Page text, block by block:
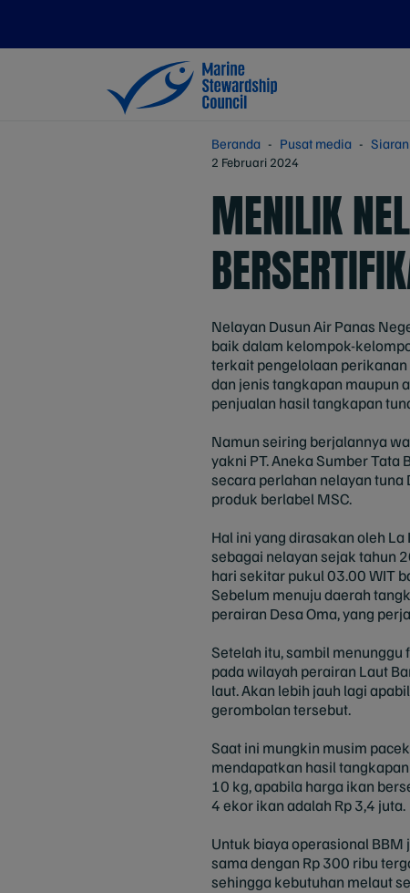
Beranda Pusat media
2 Februari 2024
MENILIK
Nelayan Dusun Air Panas
baik dalam kelompok-
terkait pengelolaan
dan jenis tangkapan maupun
penjualan hasil tangkapan
Namun seiring berjalannya
yakni PT. Aneka Sumber
secara perlahan nelayan
produk berlabel MSC.
Hal ini yang dirasakan oleh
sebagai nelayan sejak tahun
hari sekitar pukul 03.00 WIT
Sebelum menuju daerah
perairan Desa Oma, yang
Setelah itu, sambil
pada wilayah perairan Laut
laut. Akan lebih jauh lagi
gerombolan tersebut.
Saat ini mungkin musim
mendapatkan hasil
10 kg, apabila harga ikan
4 ekor ikan adalah Rp 3,4 juta.
Untuk biaya operasional
sama dengan Rp 300 ribu
sehingga kebutuhan melaut